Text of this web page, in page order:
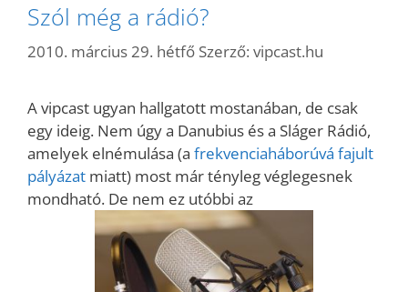
Szól még a rádió?
2010. március 29. hétfő Szerző: vipcast.hu
A vipcast ugyan hallgatott mostanában, de csak
egy ideig. Nem úgy a Danubius és a Sláger Rádió,
amelyek elnémulása (a frekvenciaháborúvá fajult
pályázat miatt) most már tényleg véglegesnek
mondható. De nem ez utóbbi az